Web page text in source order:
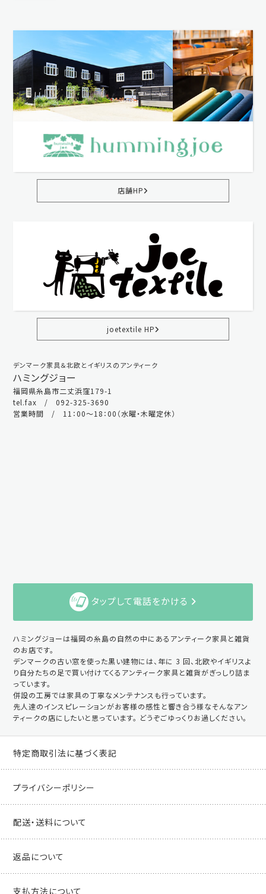
店舗HP
joetextile HP
デンマーク家具＆北欧とイギリスのアンティーク
ハミングジョー
福岡県糸島市二丈浜窪179-1
tel.fax / 092-325-3690
営業時間 / 11：00～18：00（水曜・木曜定休）
タップして電話をかける
ハミングジョーは福岡の糸島の自然の中にあるアンティーク家具と雑貨
のお店です。
デンマークの古い窓を使った黒い建物には、年に 3 回、北欧やイギリスよ
り自分たちの足で買い付けてくるアンティーク家具と雑貨がぎっしり詰ま
っています。
併設の工房では家具の丁寧なメンテナンスも行っています。
先人達のインスピレーションがお客様の感性と響き合う様なそんなアン
ティークの店にしたいと思っています。 どうぞごゆっくりお過しください。
特定商取引法に基づく表記
プライバシーポリシー
配送・送料について
返品について
支払方法について